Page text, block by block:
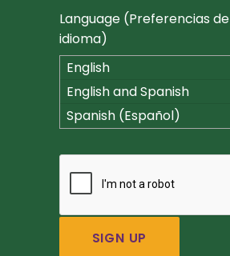
Language (Preferencias de
idioma)
English
English and Spanish
(Español)
Spanish (Español)